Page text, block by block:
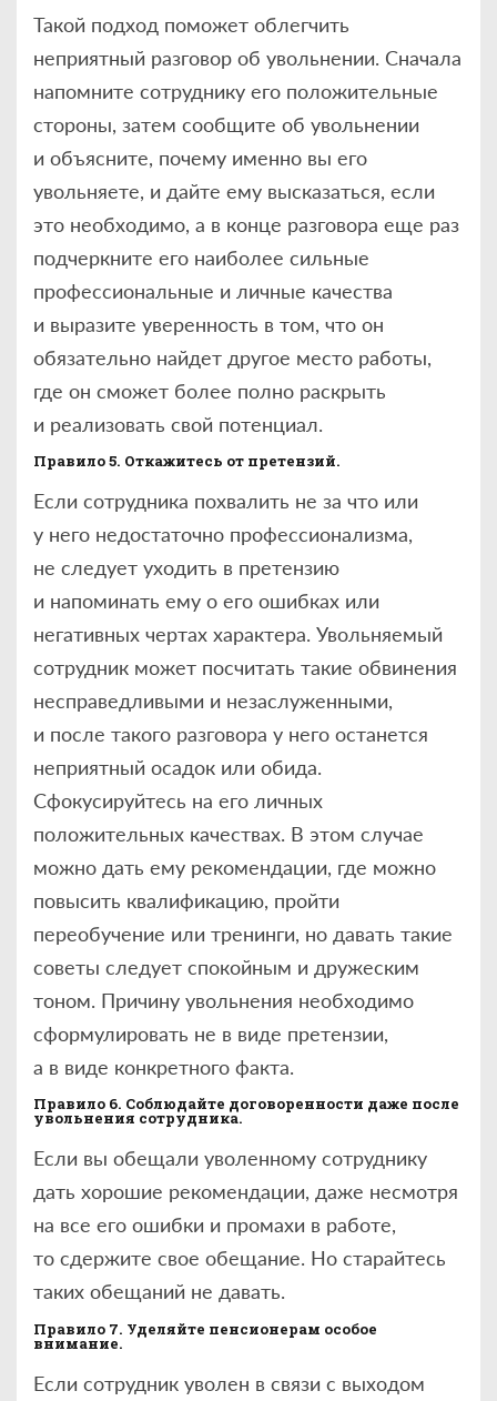
Такой подход поможет облегчить
неприятный разговор об увольнении. Сначала
напомните сотруднику его положительные
стороны, затем сообщите об увольнении
и объясните, почему именно вы его
увольняете, и дайте ему высказаться, если
это необходимо, а в конце разговора еще раз
подчеркните его наиболее сильные
профессиональные и личные качества
и выразите уверенность в том, что он
обязательно найдет другое место работы,
где он сможет более полно раскрыть
и реализовать свой потенциал.
Правило 5. Откажитесь от претензий.
Если сотрудника похвалить не за что или
у него недостаточно профессионализма,
не следует уходить в претензию
и напоминать ему о его ошибках или
негативных чертах характера. Увольняемый
сотрудник может посчитать такие обвинения
несправедливыми и незаслуженными,
и после такого разговора у него останется
неприятный осадок или обида.
Сфокусируйтесь на его личных
положительных качествах. В этом случае
можно дать ему рекомендации, где можно
повысить квалификацию, пройти
переобучение или тренинги, но давать такие
советы следует спокойным и дружеским
тоном. Причину увольнения необходимо
сформулировать не в виде претензии,
а в виде конкретного факта.
Правило 6. Соблюдайте договоренности даже после
увольнения сотрудника.
Если вы обещали уволенному сотруднику
дать хорошие рекомендации, даже несмотря
на все его ошибки и промахи в работе,
то сдержите свое обещание. Но старайтесь
таких обещаний не давать.
Правило 7. Уделяйте пенсионерам особое
внимание.
Если сотрудник уволен в связи с выходом